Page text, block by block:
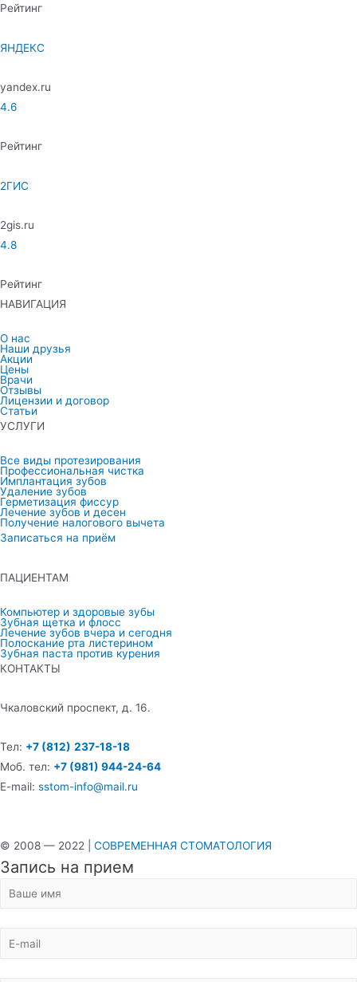
Рейтинг
ЯНДЕКС
yandex.ru
4.6
Рейтинг
2ГИС
2gis.ru
4.8
Рейтинг
НАВИГАЦИЯ
О нас
Наши друзья
Акции
Цены
Врачи
Отзывы
Лицензии и договор
Статьи
УСЛУГИ
Все виды протезирования
Профессиональная чистка
Имплантация зубов
Удаление зубов
Герметизация фиссур
Лечение зубов и десен
Получение налогового вычета
Записаться на приём
ПАЦИЕНТАМ
Компьютер и здоровые зубы
Зубная щетка и флосс
Лечение зубов вчера и сегодня
Полоскание рта листерином
Зубная паста против курения
КОНТАКТЫ
Чкаловский проспект, д. 16.
Тел: +7 (812) 237-18-18
Моб. тел: +7 (981) 944-24-64
E-mail: sstom-info@mail.ru
© 2008 — 2022 | СОВРЕМЕННАЯ СТОМАТОЛОГИЯ
Запись на прием